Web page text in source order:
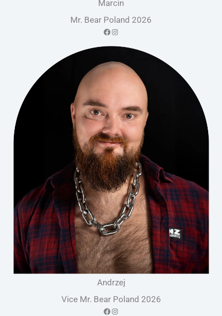
Marcin
Mr. Bear Poland 2026
Facebook Instagram
Andrzej
Vice Mr. Bear Poland 2026
Facebook Instagram